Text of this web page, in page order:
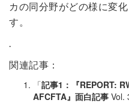
カの同分野がどの様に変
す。
.
関連記事：
「記事1：『REPORT:
AFCFTA』面白記事 Vol.